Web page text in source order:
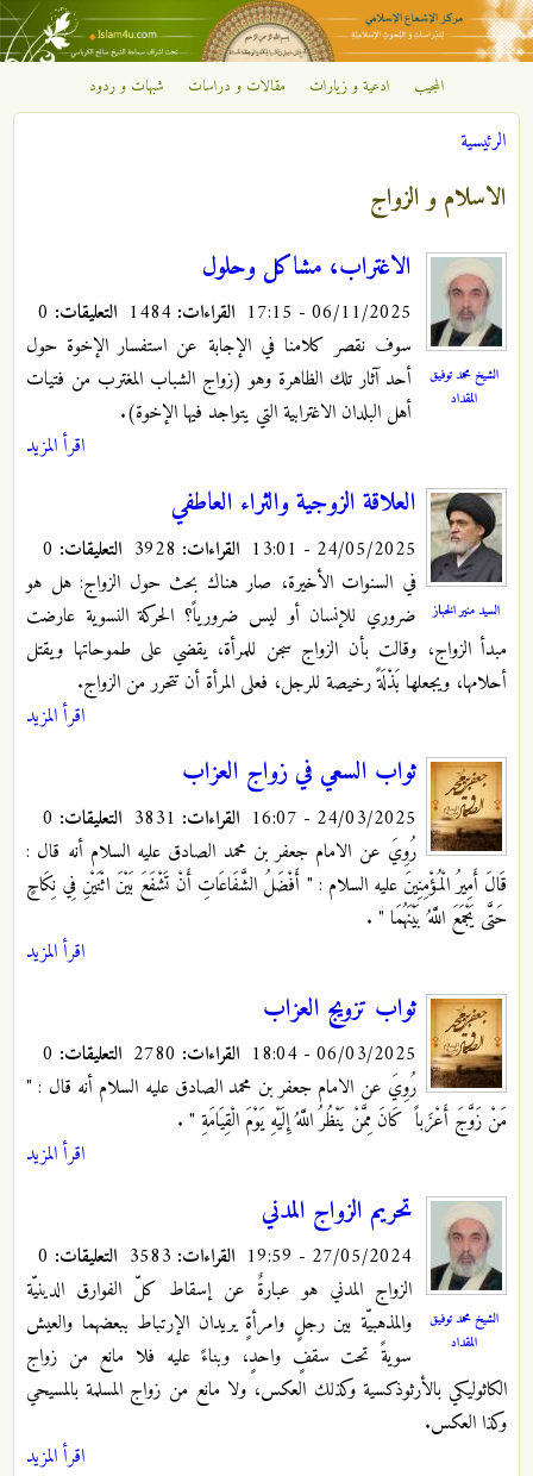
تجاوز إلى المحتوى الرئيسي
مركز
الإشعاع
الإسلامي
المجيب ادعية و زيارات مقالات و دراسات شبهات و ردود
أنت هنا
الرئيسية
الاسلام و الزواج
الشيخ محمد توفيق
المقداد
الاغتراب، مشاكل وحلول
06/11/2025 - 17:15 القراءات: التعليقات:
سوف نقصر كلامنا في الإجابة عن استفسار الإخوة حول
أحد آثار تلك الظاهرة وهو (زواج الشباب المغترب من فتيات
أهل البلدان الاغترابية التي يتواجد فيها الإخوة).
اقرأ المزيد
السيد منير الخباز
العلاقة الزوجية والثراء العاطفي
24/05/2025 - 13:01 القراءات: التعليقات:
في السنوات الأخيرة، صار هناك بحث حول الزواج: هل هو
ضروري للإنسان أو ليس ضرورياً؟ الحركة النسوية عارضت
مبدأ الزواج، وقالت بأن الزواج سجن للمرأة، يقضي على طموحاتها ويقتل
أحلامها، ويجعلها بَذْلَةً رخيصة للرجل، فعلى المرأة أن تتحرر من الزواج.
اقرأ المزيد
ثواب السعي في زواج العزاب
24/03/2025 - 16:07 القراءات: التعليقات:
رُوِيَ عن الامام جعفر بن محمد الصادق عليه السلام أنه قال :
قَالَ أَمِيرُ الْمُؤْمِنِينَ عليه السلام : "‏ أَفْضَلُ الشَّفَاعَاتِ أَنْ تَشْفَعَ بَيْنَ اثْنَيْنِ فِي نِكَاحٍ
حَتَّى يَجْمَعَ اللَّهُ بَيْنَهُمَا " .
اقرأ المزيد
ثواب تزويج العزاب
06/03/2025 - 18:04 القراءات: التعليقات:
رُوِيَ عن الامام جعفر بن محمد الصادق عليه السلام أنه قال : "
مَنْ زَوَّجَ‏ أَعْزَباً كَانَ مِمَّنْ يَنْظُرُ اللَّهُ إِلَيْهِ يَوْمَ الْقِيَامَةِ " .
اقرأ المزيد
الشيخ محمد توفيق
المقداد
تحريم الزواج المدني
27/05/2024 - 19:59 القراءات: التعليقات:
الزواج المدني هو عبارةٌ عن إسقاط كلّ الفوارق الدينيّة
والمذهبيّة بين رجلٍ وامرأةٍ يريدان الإرتباط ببعضهما والعيش
سويةً تحت سقفٍ واحدٍ، وبناءً عليه فلا مانع من زواج
الكاثوليكي بالأرثوذكسية وكذلك العكس، ولا مانع من زواج المسلمة بالمسيحي
وكذا العكس.
اقرأ المزيد